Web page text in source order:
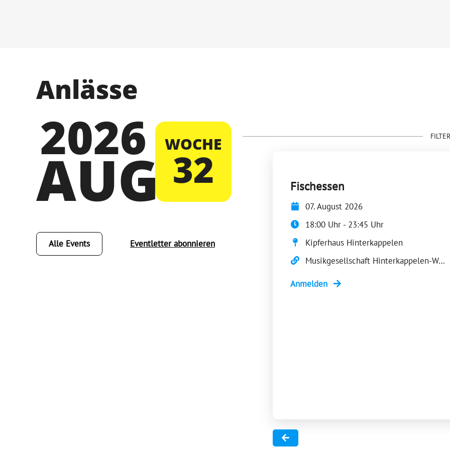
Anlässe
2026 WOCHE
32
AUG
Alle Events Eventletter abonnieren
Fischessen
07. August 2026
18:00 Uhr - 23:45 Uhr
Kipferhaus Hinterkappelen
Musikgesellschaft Hinterkappelen-Wohlen (MGHW)
Anmelden